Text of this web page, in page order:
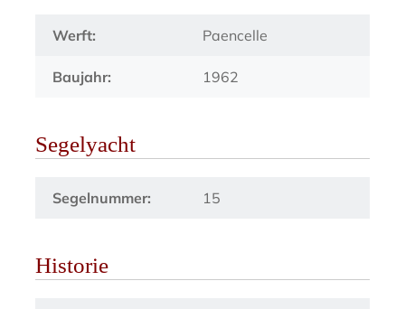
Werft: Paencelle
Baujahr: 1962
Segelyacht
Segelnummer: 15
Historie